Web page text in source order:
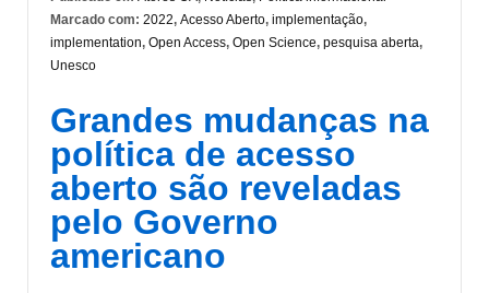
Marcado com: 2022, Acesso Aberto, implementação,
implementation, Open Access, Open Science, pesquisa aberta,
Unesco
Grandes mudanças na
política de acesso
aberto são reveladas
pelo Governo
americano